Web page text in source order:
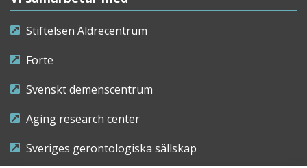
Stiftelsen Äldrecentrum
Forte
Svenskt demenscentrum
Aging research center
Sveriges gerontologiska sällskap